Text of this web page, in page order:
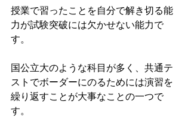
授業で習ったことを自分で解き切る能
力が試験突破には欠かせない能力で
す。
国公立大のような科目が多く、共通テ
ストでボーダーにのるためには演習を
繰り返すことが大事なことの一つで
す。